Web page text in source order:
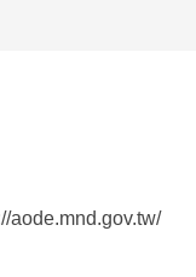
aode.mnd.gov.tw/